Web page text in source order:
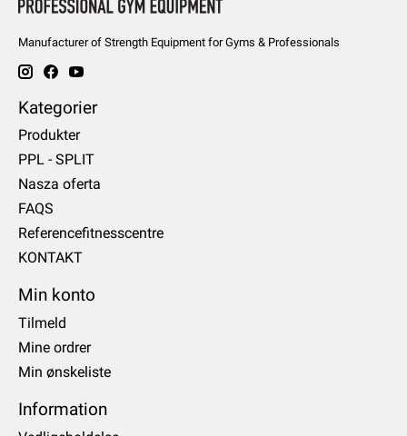
Manufacturer of Strength Equipment for Gyms & Professionals
Kategorier
Produkter
PPL - SPLIT
Nasza oferta
FAQS
Referencefitnesscentre
KONTAKT
Min konto
Tilmeld
Mine ordrer
Min ønskeliste
Information